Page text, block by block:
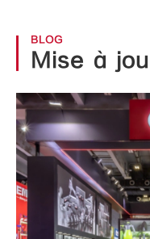
BLOG
Mise à